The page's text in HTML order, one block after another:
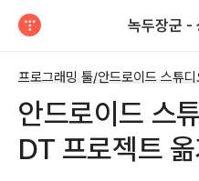
녹두장군 -
프로그래밍 툴/안드로이드 스튜디
안드로이드 스
DT 프로젝트